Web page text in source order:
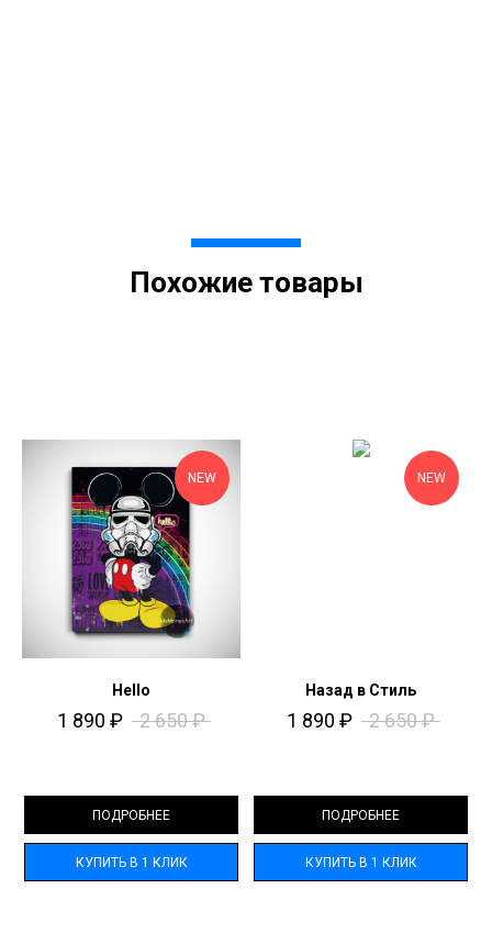
Похожие товары
NEW
Hello
1 890 ₽ 2 650₽
ПОДРОБНЕЕ
КУПИТЬ В 1 КЛИК
NEW
Назад в Стиль​
1 890 ₽ 2 650₽
ПОДРОБНЕЕ
КУПИТЬ В 1 КЛИК